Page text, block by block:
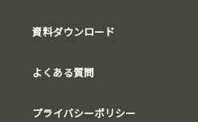
資料ダウンロード
よくある質問
プライバシーポリシー